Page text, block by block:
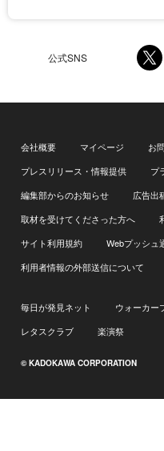
公式SNS
会社概要 マイページ
お
プレスリリース・情報提供
プ
編集部からのお知らせ
広告出
取材を受けてくださった方へ
サイト利用規約
Webプッシュ
利用者情報の外部送信について
毎日が発見ネット ウォーカー
レタスクラブ
楽演祭
© KADOKAWA CORPORATION